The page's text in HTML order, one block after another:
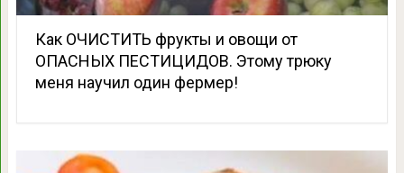
Как ОЧИСТИТЬ фрукты и овощи от
ОПАСНЫХ ПЕСТИЦИДОВ. Этому трюку
меня научил один фермер!